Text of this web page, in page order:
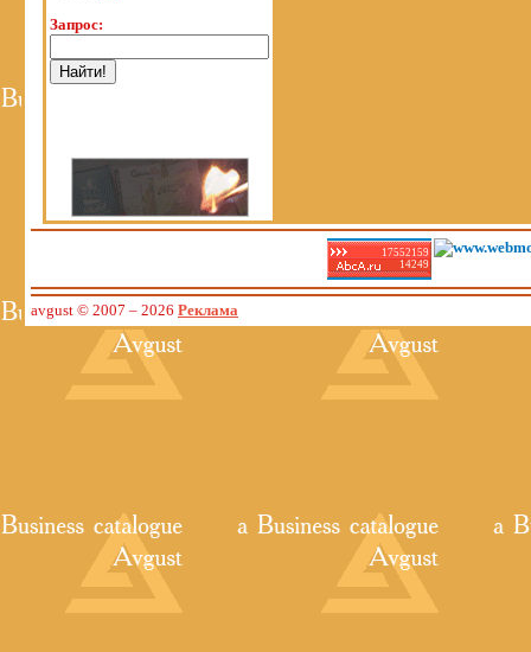
Запрос:
17552159
14249
avgust © 2007 – 2026 Реклама